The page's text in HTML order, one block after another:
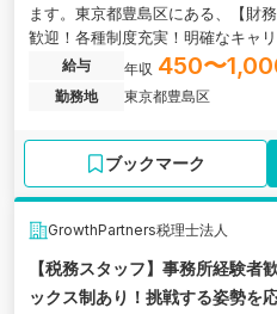
ます。東京都豊島区にある、【財
歓迎！各種制度充実！明確なキャ
コンサルタントを目指せる環境の税
給与 年収 450〜
勤務地
東京都豊島区
ブックマーク
GrowthPartners税理士法人
【税務スタッフ】事務所経験者
ックス制あり！挑戦する姿勢を